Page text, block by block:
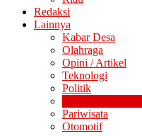
Redaksi
Lainnya
Kabar Desa
Olahraga
Opini / Artikel
Teknologi
Politik
Pariwisata
Otomotif